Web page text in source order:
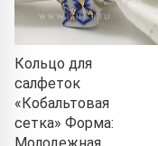
Кольцо для
салфеток
«Кобальтовая
сетка» Форма: